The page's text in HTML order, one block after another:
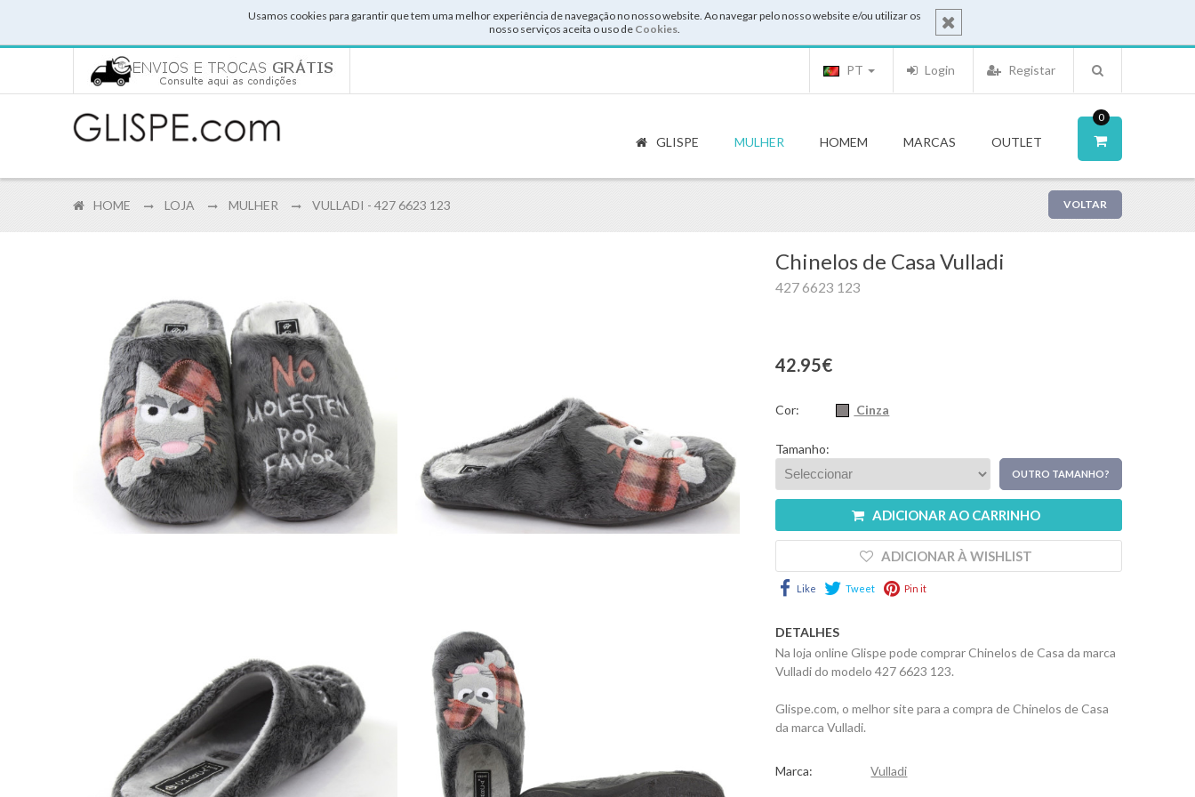
Usamos cookies para garantir que tem uma melhor experiência de navegação no nosso website. Ao navegar pelo nosso website e/ou utilizar os
nosso serviços aceita o uso de Cookies.
Registar
Login
PT
0
GLISPE MULHER HOMEM MARCAS OUTLET
VOLTAR
HOME LOJA MULHER VULLADI - 427 6623 123
Chinelos de Casa Vulladi
427 6623 123
42.95€
Cor: Cinza
Tamanho:
OUTRO TAMANHO?
ADICIONAR AO CARRINHO
ADICIONAR À WISHLIST
Like Tweet Pin it
DETALHES
Na loja online Glispe pode comprar Chinelos de Casa da marca
Vulladi do modelo 427 6623 123.
Glispe.com, o melhor site para a compra de Chinelos de Casa
da marca Vulladi.
Marca: Vulladi